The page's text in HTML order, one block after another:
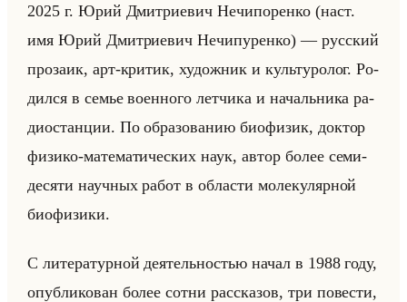
2025 г. Юрий Дмит­ри­евич Нечи­по­рен­ко (наст.
имя Юрий Дмит­ри­евич Нечи­пу­рен­ко) — рус­ский
про­за­ик, арт-кри­тик, ху­дож­ник и культу­ро­лог. Ро­
дил­ся в семье во­ен­но­го лет­чи­ка и на­чальни­ка ра­
дио­стан­ции. По об­ра­зо­ва­нию био­фи­зик, док­тор
фи­зи­ко-ма­те­ма­ти­че­ских наук, автор более се­ми­
де­ся­ти на­уч­ных работ в об­ла­сти мо­ле­ку­ляр­ной
био­фи­зи­ки.
С ли­те­ра­тур­ной де­ятельно­стью начал в 1988 году,
опуб­ли­ко­ван более сотни рас­ска­зов, три по­ве­сти,